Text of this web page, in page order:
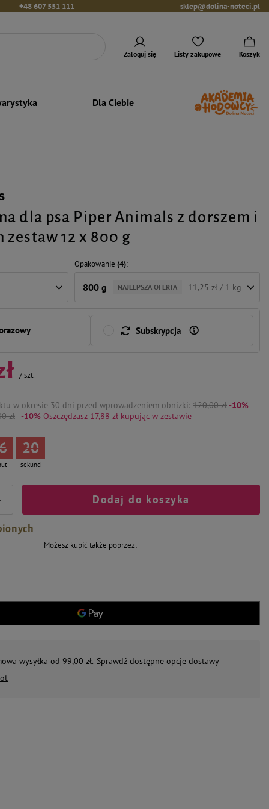
+48 607 551 111 sklep@dolina-noteci.pl
Zaloguj się Listy zakupowe Koszyk
Dla Ciebie
dla psa Piper Animals z dorszem i
12 x 800 g
Opakowanie (4)
800 g NAJLEPSZA OFERTA 11,25 zł / 1 kg
Subskrypcja
/szt.
w okresie 30 dni przed wprowadzeniem obniżki: 120,00 zł-10%
zł -10% Oszczędzasz 17,88 zł kupując w zestawie
sekund
19
Dodaj do koszyka
Możesz kupić także poprzez:
wysyłka od 99,00 zł. Sprawdź dostępne opcje dostawy